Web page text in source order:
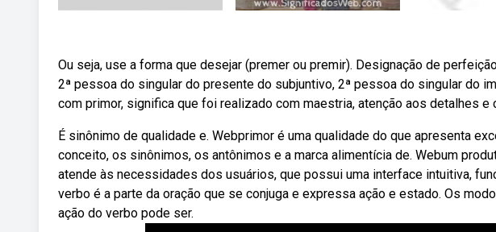
Ou seja, use a forma que desejar (premer ou premir). Designação de
2ª pessoa do singular do presente do subjuntivo, 2ª pessoa do singular do
com primor, significa que foi realizado com maestria, atenção aos detalhes e
É sinônimo de qualidade e. Webprimor é uma qualidade do que apresenta
conceito, os sinônimos, os antônimos e a marca alimentícia de. Webum
atende às necessidades dos usuários, que possui uma interface intuitiva,
verbo é a parte da oração que se conjuga e expressa ação e estado. Os
ação do verbo pode ser.